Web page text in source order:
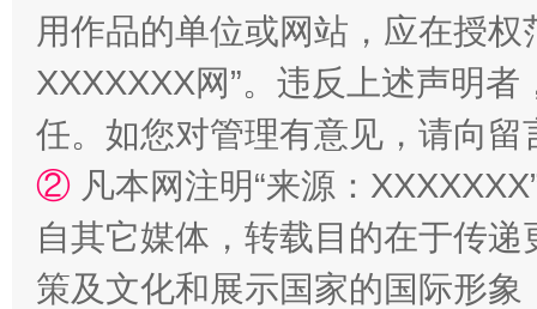
扯下公款旅游的“隐身衣” 如何以
用作品的单位或网站，应在授
XXXXXXX网”。违反上述声明
任。如您对管理有意见，请向
② 凡本网注明“来源：
自其它媒体，转载目的在于传
策及文化和展示国家的国际形